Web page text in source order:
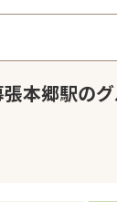
本郷駅の